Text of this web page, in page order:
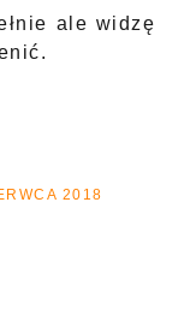
ale widzę
2018